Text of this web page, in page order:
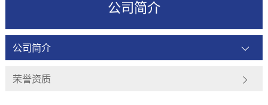
公司简介
公司简介
荣誉资质